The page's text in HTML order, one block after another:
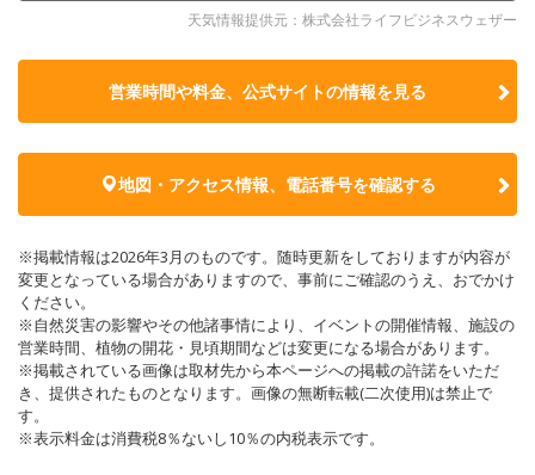
天気情報提供元：株式会社ライフビジネスウェザー
営業時間や料金、公式サイトの情報を見る
地図・アクセス情報、電話番号を確認する
※掲載情報は2026年3月のものです。随時更新をしておりますが内容が
変更となっている場合がありますので、事前にご確認のうえ、おでかけ
ください。
※自然災害の影響やその他諸事情により、イベントの開催情報、施設の
営業時間、植物の開花・見頃期間などは変更になる場合があります。
※掲載されている画像は取材先から本ページへの掲載の許諾をいただ
き、提供されたものとなります。画像の無断転載(二次使用)は禁止で
す。
※表示料金は消費税8％ないし10％の内税表示です。